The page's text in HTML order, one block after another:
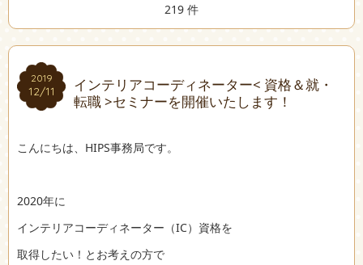
219 件
2019
12/11
2019
12/11
インテリアコーディネーター< 資格＆就・
転職 >セミナーを開催いたします！
こんにちは、HIPS事務局です。
2020年に
インテリアコーディネーター（IC）資格を
取得したい！とお考えの方で